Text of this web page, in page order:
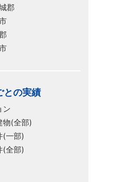
郡
との実績
ン
物(全部)
(一部)
(全部)